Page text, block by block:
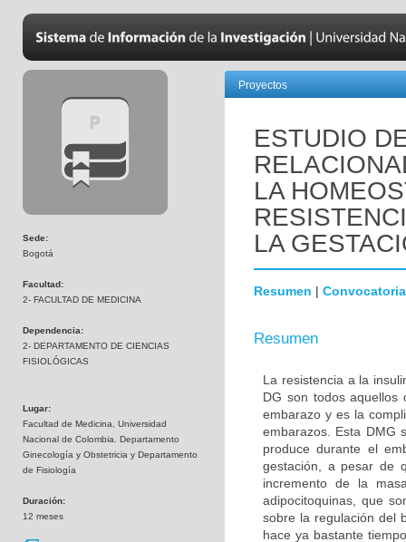
Sede:
Bogotá
Facultad:
2- FACULTAD DE MEDICINA
Dependencia:
2- DEPARTAMENTO DE CIENCIAS
FISIOLÓGICAS
Lugar:
Facultad de Medicina, Universidad
Nacional de Colombia. Departamento
Ginecología y Obstetricia y Departamento
de Fisiología
Duración:
12 meses
Proyectos
ESTUDIO
LA
LA
Resumen | Convocatoria
Resumen
La resistencia a la
DG son todos aquellos
embarazo y es la
embarazos. Esta DMG
produce durante el
gestación, a pesar de
incremento de la
adipocitoquinas, que
sobre la regulación del
hace ya bastante